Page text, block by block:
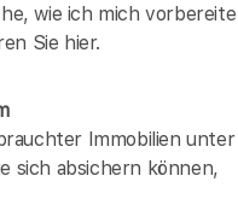
wie ich mich vorbereite
Sie hier.
Immobilien unter
sich absichern können,